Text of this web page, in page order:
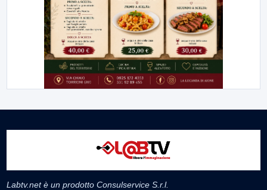
Labtv.net è un prodotto Consulservice S.r.l.